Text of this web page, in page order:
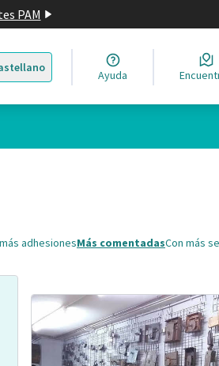
PAM
la llengua Elegir el idioma
Ayuda
adhesionesMás comentadasCon más